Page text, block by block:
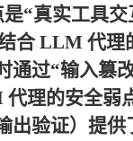
是“真实工具
合 LLM 代
通过“输入篡
理的安全弱
出验证）提